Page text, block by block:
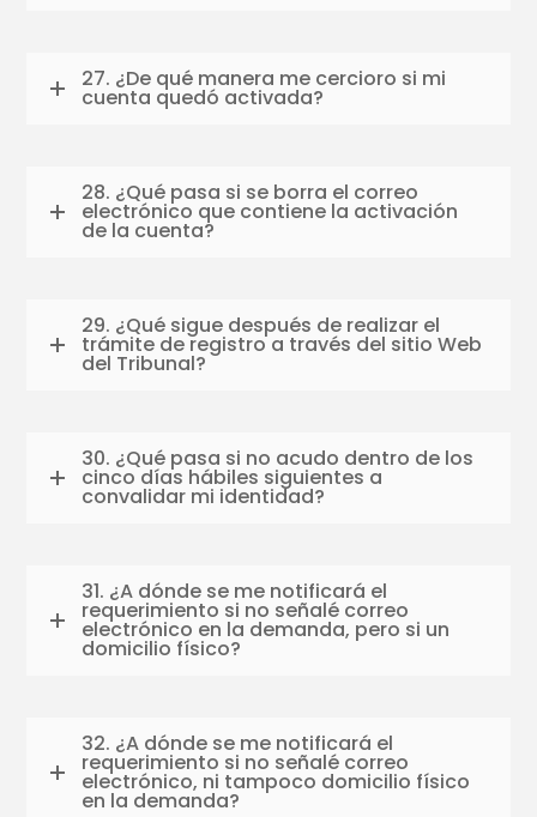
27. ¿De qué manera me cercioro si mi
cuenta quedó activada?
28. ¿Qué pasa si se borra el correo
electrónico que contiene la activación
de la cuenta?
29. ¿Qué sigue después de realizar el
trámite de registro a través del sitio Web
del Tribunal?
30. ¿Qué pasa si no acudo dentro de los
cinco días hábiles siguientes a
convalidar mi identidad?
31. ¿A dónde se me notificará el
requerimiento si no señalé correo
electrónico en la demanda, pero si un
domicilio físico?
32. ¿A dónde se me notificará el
requerimiento si no señalé correo
electrónico, ni tampoco domicilio físico
en la demanda?